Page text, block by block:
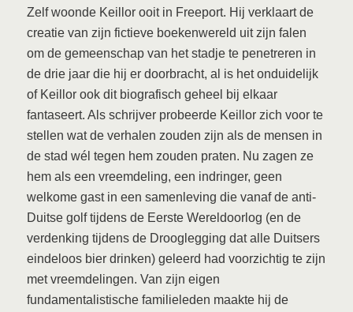
Zelf woonde Keillor ooit in Freeport. Hij verklaart de
creatie van zijn fictieve boekenwereld uit zijn falen
om de gemeenschap van het stadje te penetreren in
de drie jaar die hij er doorbracht, al is het onduidelijk
of Keillor ook dit biografisch geheel bij elkaar
fantaseert. Als schrijver probeerde Keillor zich voor te
stellen wat de verhalen zouden zijn als de mensen in
de stad wél tegen hem zouden praten. Nu zagen ze
hem als een vreemdeling, een indringer, geen
welkome gast in een samenleving die vanaf de anti-
Duitse golf tijdens de Eerste Wereldoorlog (en de
verdenking tijdens de Drooglegging dat alle Duitsers
eindeloos bier drinken) geleerd had voorzichtig te zijn
met vreemdelingen. Van zijn eigen
fundamentalistische familieleden maakte hij de